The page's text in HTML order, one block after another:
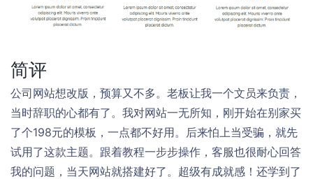
简评
公司网站想改版，预算又不多。老板让我一个文员来负责，
当时辞职的心都有了。我对网站一无所知，刚开始在别家买
了个198元的模板，一点都不好用。后来怕上当受骗，就先
试用了这款主题。跟着教程一步步操作，客服也很耐心回答
我的问题，当天网站就搭建好了。超级有成就感！还学到了